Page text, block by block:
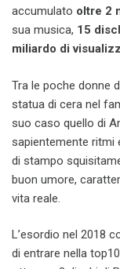
accumulato oltre 2
sua musica, 15
miliardo di
Tra le poche donne
statua di cera nel
suo caso quello di
sapientemente ritmi
di stampo
buon umore,
vita reale.
L’esordio nel 2018
di entrare nella